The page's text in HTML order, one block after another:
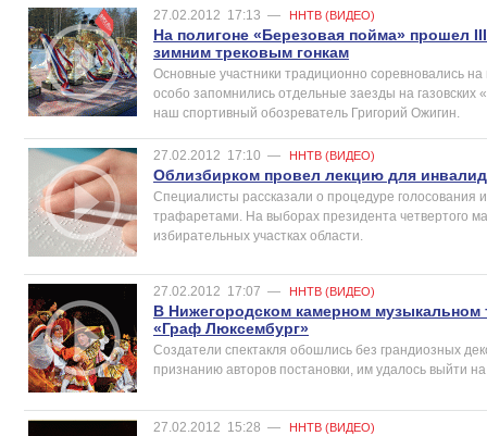
27.02.2012 17:13 — ННТВ (ВИДЕО)
На полигоне «Березовая пойма» прошел
зимним трековым гонкам
Основные участники традиционно соревновались
особо запомнились отдельные заезды на газовских
наш спортивный обозреватель Григорий Ожигин.
27.02.2012 17:10 — ННТВ (ВИДЕО)
Облизбирком провел лекцию для
Специалисты рассказали о процедуре голосования
трафаретами. На выборах президента четвертого
избирательных участках области.
27.02.2012 17:07 — ННТВ (ВИДЕО)
В Нижегородском камерном музыкальном
«Граф Люксембург»
Создатели спектакля обошлись без грандиозных
признанию авторов постановки, им удалось выйти
27.02.2012 15:28 — ННТВ (ВИДЕО)